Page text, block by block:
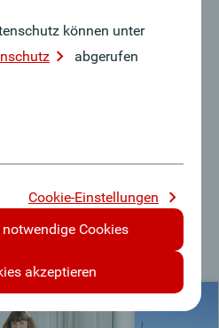
können unter
abgerufen
Cookie-Einstellungen
Cookies
akzeptieren